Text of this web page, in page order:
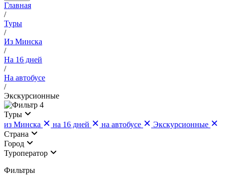
Главная
/
Туры
/
Из Минска
/
На 16 дней
/
На автобусе
/
Экскурсионные
4
Туры
из Минска
на 16 дней на автобусе
Экскурсионные
Страна
Город
Туроператор
Фильтры